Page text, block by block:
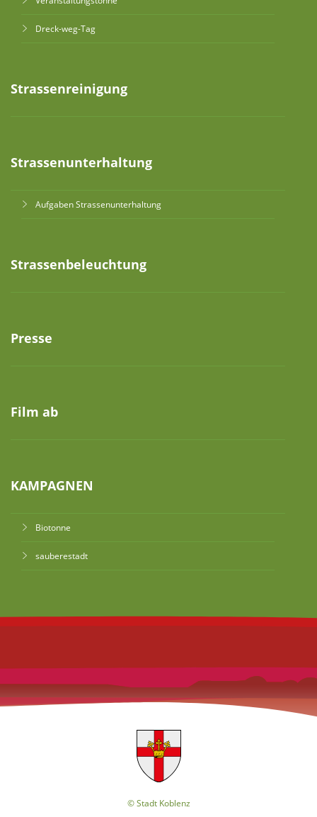
Dreck-weg-Tag
Strassenreinigung
Strassenunterhaltung
Aufgaben Strassenunterhaltung
Strassenbeleuchtung
Presse
Film ab
KAMPAGNEN
Biotonne
sauberestadt
© Stadt Koblenz